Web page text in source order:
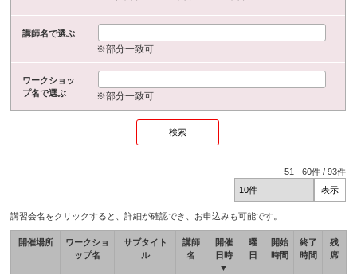
講師名で選ぶ
※部分一致可
ワークショッ
プ名で選ぶ
※部分一致可
51 -60件 /93件
講習会名をクリックすると、詳細が確認でき、お申込みも可能です。
開催場所
ワークショ
ップ名
サブタイト
ル
講師
名
開催
日時
▼
曜
日
開始
時間
終了
時間
残
席